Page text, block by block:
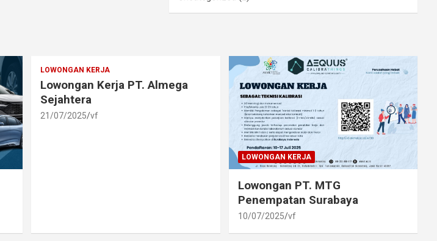
LOWONGAN KERJA
Lowongan Kerja PT. Almega
Sejahtera
21/07/2025 vf
LOWONGAN KERJA
Lowongan PT. MTG
Penempatan Surabaya
10/07/2025 vf